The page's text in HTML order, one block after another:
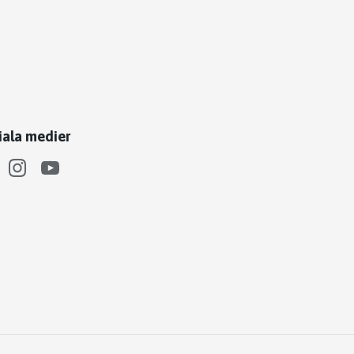
medier